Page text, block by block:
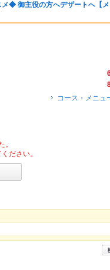
◆ 御主役の方へデザートへ【
コース・メニュ
。
ださい。